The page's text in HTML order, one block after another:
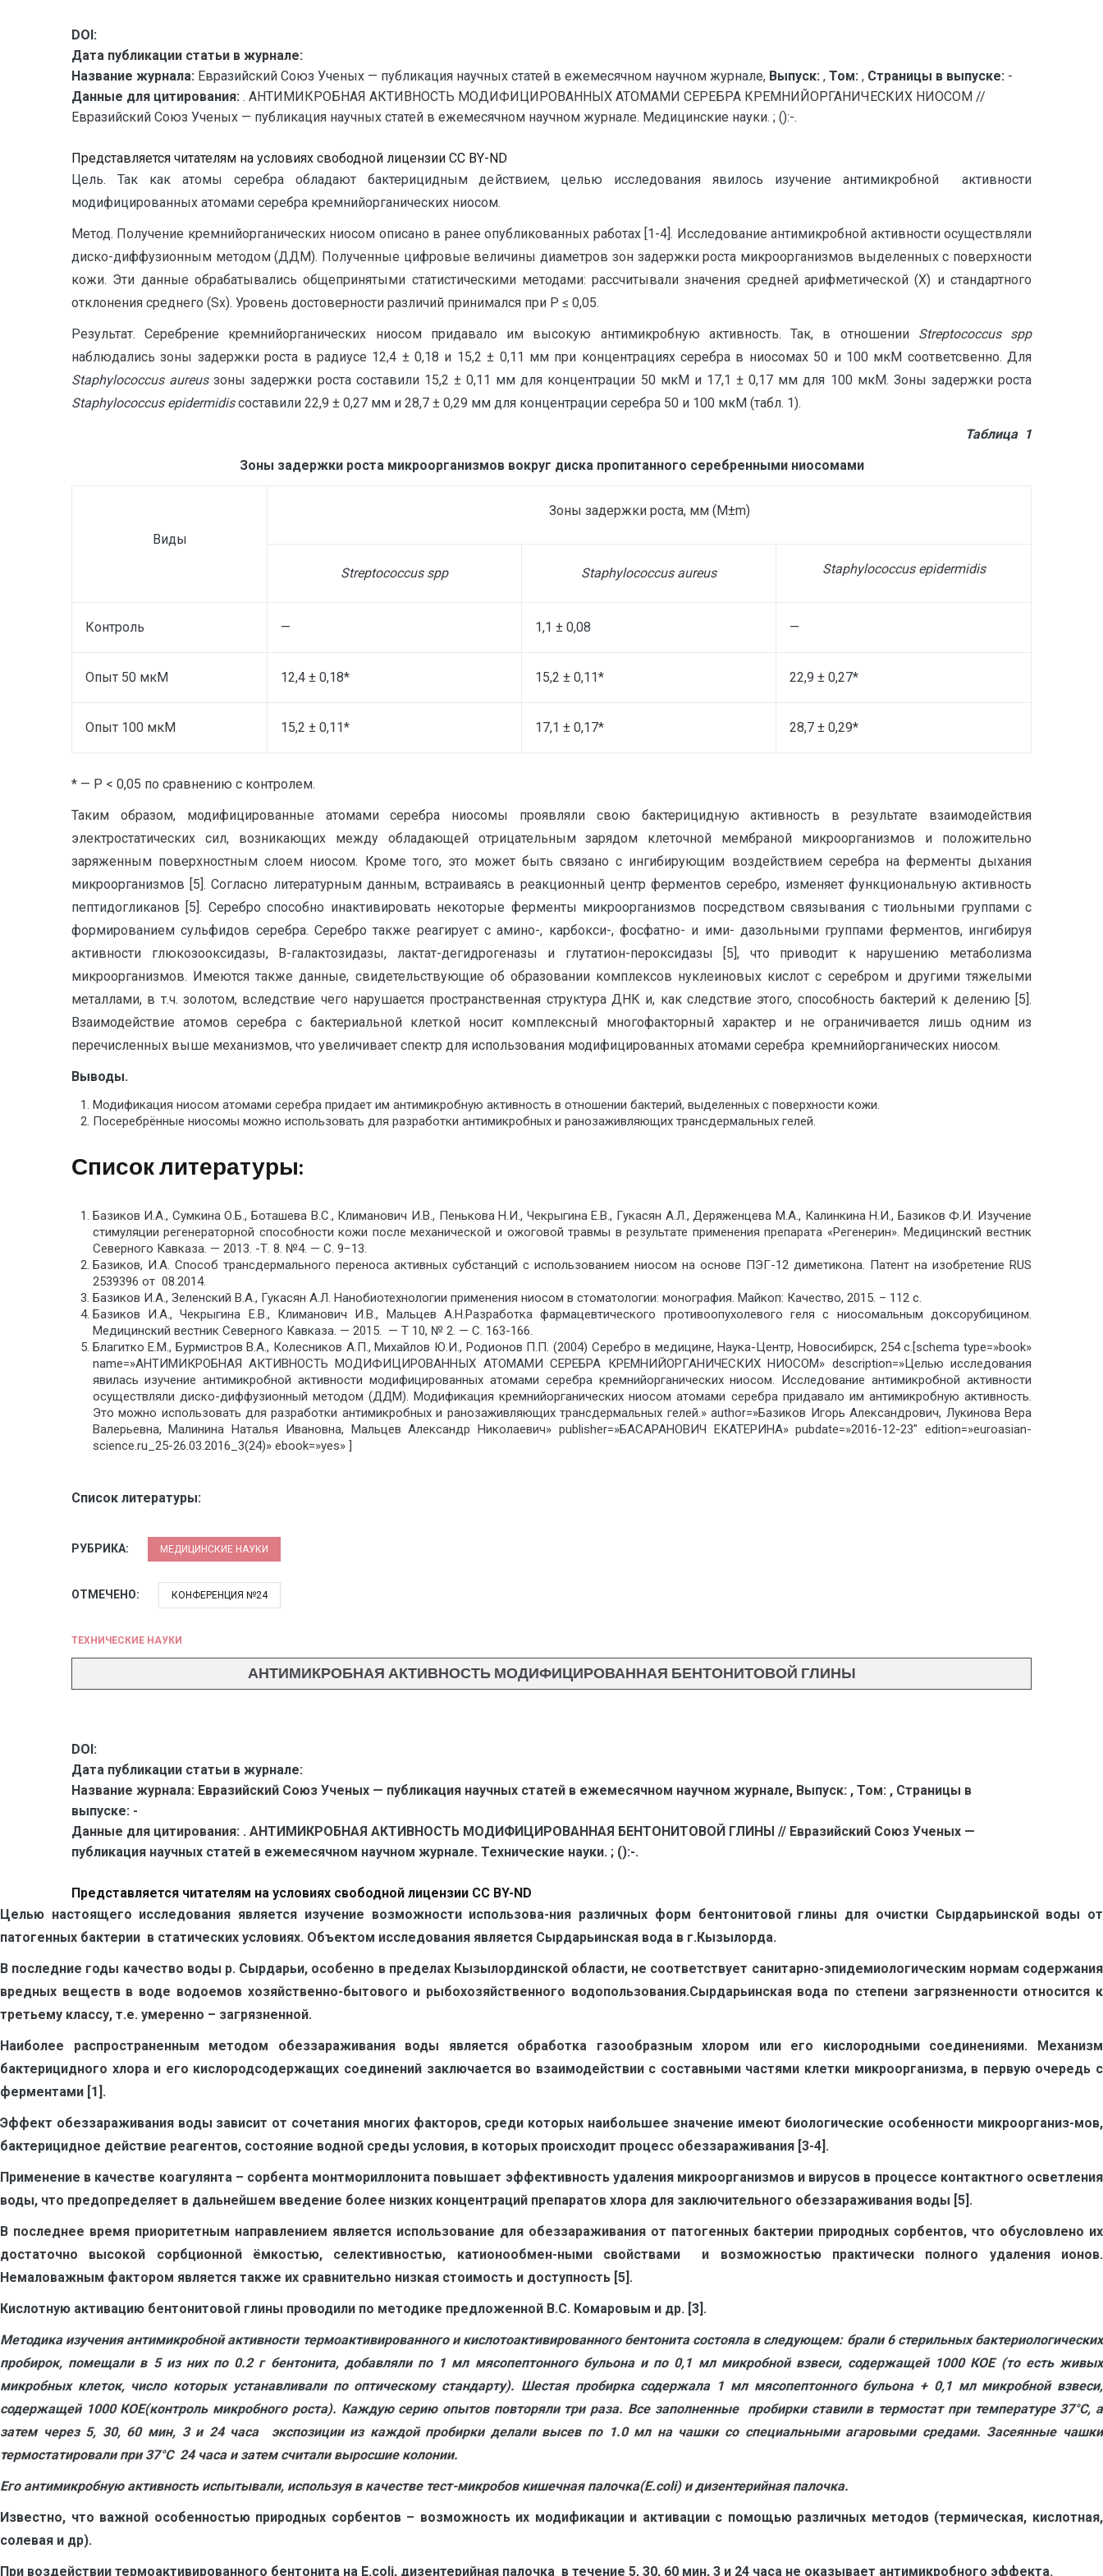
DOI:
Дата публикации статьи в журнале:
Название журнала: Евразийский Союз Ученых — публикация научных статей в ежемесячном научном журнале, Выпуск: , Том: , Страницы в выпуске: -
Данные для цитирования: . АНТИМИКРОБНАЯ АКТИВНОСТЬ МОДИФИЦИРОВАННЫХ АТОМАМИ СЕРЕБРА КРЕМНИЙОРГАНИЧЕСКИХ НИОСОМ //
Евразийский Союз Ученых — публикация научных статей в ежемесячном научном журнале. Медицинские науки. ; ():-.
Представляется читателям на условиях свободной лицензии CC BY-ND
Цель. Так как атомы серебра обладают бактерицидным действием, целью исследования явилось изучение антимикробной активности
модифицированных атомами серебра кремнийорганических ниосом.
Метод. Получение кремнийорганических ниосом описано в ранее опубликованных работах [1-4]. Исследование антимикробной активности осуществляли
диско-диффузионным методом (ДДМ). Полученные цифровые величины диаметров зон задержки роста микроорганизмов выделенных с поверхности
кожи. Эти данные обрабатывались общепринятыми статистическими методами: рассчитывали значения средней арифметической (Х) и стандартного
отклонения среднего (Sx). Уровень достоверности различий принимался при Р ≤ 0,05.
Результат. Серебрение кремнийорганических ниосом придавало им высокую антимикробную активность. Так, в отношении Streptococcus
spp
наблюдались зоны задержки роста в радиусе 12,4 ± 0,18 и 15,2 ± 0,11 мм при концентрациях серебра в ниосомах 50 и 100 мкМ соответсвенно. Для
Staphylococcus aureusзоны задержки роста составили 15,2 ± 0,11 мм для концентрации 50 мкМ и 17,1 ± 0,17 мм для 100 мкМ. Зоны задержки роста
Staphylococcus epidermidisсоставили 22,9 ± 0,27 мм и 28,7 ± 0,29 мм для концентрации серебра 50 и 100 мкМ (табл. 1).
Таблица 1
Зоны задержки роста микроорганизмов вокруг диска пропитанного серебренными ниосомами
Виды
Зоны задержки роста, мм (M±m)
Streptococcus spp Staphylococcus aureus Staphylococcus epidermidis
Контроль — 1,1 ± 0,08 —
Опыт 50 мкМ 12,4 ± 0,18* 15,2 ± 0,11* 22,9 ± 0,27*
Опыт 100 мкМ 15,2 ± 0,11* 17,1 ± 0,17* 28,7 ± 0,29*
* — Р < 0,05 по сравнению с контролем.
Таким образом, модифицированные атомами серебра ниосомы проявляли свою бактерицидную активность в результате взаимодействия
электростатических сил, возникающих между обладающей отрицательным зарядом клеточной мембраной микроорганизмов и положительно
заряженным поверхностным слоем ниосом. Кроме того, это может быть связано с ингибирующим воздействием серебра на ферменты дыхания
микроорганизмов [5]. Согласно литературным данным, встраиваясь в реакционный центр ферментов серебро, изменяет функциональную активность
пептидогликанов [5]. Серебро способно инактивировать некоторые ферменты микроорганизмов посредством связывания с тиольными группами с
формированием сульфидов серебра. Серебро также реагирует с амино-, карбокси-, фосфатно- и ими- дазольными группами ферментов, ингибируя
активности глюкозооксидазы, В-галактозидазы, лактат-дегидрогеназы и глутатион-пероксидазы [5], что приводит к нарушению метаболизма
микроорганизмов. Имеются также данные, свидетельствующие об образовании комплексов нуклеиновых кислот с серебром и другими тяжелыми
металлами, в т.ч. золотом, вследствие чего нарушается пространственная структура ДНК и, как следствие этого, способность бактерий к делению [5].
Взаимодействие атомов серебра с бактериальной клеткой носит комплексный многофакторный характер и не ограничивается лишь одним из
перечисленных выше механизмов, что увеличивает спектр для использования модифицированных атомами серебра кремнийорганических ниосом.
Выводы.
Модификация ниосом атомами серебра придает им антимикробную активность в отношении бактерий, выделенных с поверхности кожи.
Посеребрённые ниосомы можно использовать для разработки антимикробных и ранозаживляющих трансдермальных гелей.
Список литературы:
Базиков И.А., Сумкина О.Б., Боташева В.С., Климанович И.В., Пенькова Н.И., Чекрыгина Е.В., Гукасян А.Л., Деряженцева М.А., Калинкина Н.И., Базиков Ф.И. Изучение
стимуляции регенераторной способности кожи после механической и ожоговой травмы в результате применения препарата «Регенерин». Медицинский вестник
Северного Кавказа. — 2013. -Т. 8. №4. — С. 9−13.
Базиков, И.А. Способ трансдермального переноса активных субстанций с использованием ниосом на основе ПЭГ-12 диметикона. Патент на изобретение RUS
2539396 от 08.2014.
Базиков И.А., Зеленский В.А., Гукасян А.Л. Нанобиотехнологии применения ниосом в стоматологии: монография. Майкоп: Качество, 2015. – 112 с.
Базиков И.А., Чекрыгина Е.В., Климанович И.В., Мальцев А.Н.Разработка фармацевтического противоопухолевого геля с ниосомальным доксорубицином.
Медицинский вестник Северного Кавказа. — 2015. — Т 10, № 2. — С. 163-166.
Благитко Е.М., Бурмистров В.А., Колесников А.П., Михайлов Ю.И., Родионов П.П. (2004) Серебро в медицине, Наука-Центр, Новосибирск, 254 с.[schema type=»book»
name=»АНТИМИКРОБНАЯ АКТИВНОСТЬ МОДИФИЦИРОВАННЫХ АТОМАМИ СЕРЕБРА КРЕМНИЙОРГАНИЧЕСКИХ НИОСОМ» description=»Целью исследования
явилась изучение антимикробной активности модифицированных атомами серебра кремнийорганических ниосом. Исследование антимикробной активности
осуществляли диско-диффузионный методом (ДДМ). Модификация кремнийорганических ниосом атомами серебра придавало им антимикробную активность.
Это можно использовать для разработки антимикробных и ранозаживляющих трансдермальных гелей.» author=»Базиков Игорь Александрович, Лукинова Вера
Валерьевна, Малинина Наталья Ивановна, Мальцев Александр Николаевич» publisher=»БАСАРАНОВИЧ ЕКАТЕРИНА» pubdate=»2016-12-23″ edition=»euroasian-
science.ru_25-26.03.2016_3(24)» ebook=»yes» ]
Список литературы:
РУБРИКА: МЕДИЦИНСКИЕ НАУКИ
ОТМЕЧЕНО: КОНФЕРЕНЦИЯ №24
ТЕХНИЧЕСКИЕ НАУКИ
АНТИМИКРОБНАЯ АКТИВНОСТЬ МОДИФИЦИРОВАННАЯ БЕНТОНИТОВОЙ ГЛИНЫ
DOI:
Дата публикации статьи в журнале:
Название журнала: Евразийский Союз Ученых — публикация научных статей в ежемесячном научном журнале, Выпуск: , Том: , Страницы в
выпуске: -
Данные для цитирования: . АНТИМИКРОБНАЯ АКТИВНОСТЬ МОДИФИЦИРОВАННАЯ БЕНТОНИТОВОЙ ГЛИНЫ // Евразийский Союз Ученых —
публикация научных статей в ежемесячном научном журнале. Технические науки. ; ():-.
Представляется читателям на условиях свободной лицензии CC BY-ND
Целью настоящего исследования является изучение возможности использова-ния различных форм бентонитовой глины для очистки Сырдарьинской воды от
патогенных бактерии в статических условиях. Объектом исследования является Сырдарьинская вода в г.Кызылорда.
В последние годы качество воды р. Сырдарьи, особенно в пределах Кызылординской обла­сти, не соответствует санитарно-эпидемиологическим нормам содер­жания
вредных веществ в воде водоемов хозяйственно-бытового и рыбохозяйственного водополь­зования.Сырдарьинская вода по степени загрязненности относится к
третьему классу, т.е. умеренно – загрязненной.
Наиболее распространенным методом обеззараживания воды является обработка газообразным хлором или его кислородными соединениями. Механизм
бактерицидного хлора и его кислородсодержащих соединений заключается во взаимодействии с составными частями клетки микроорганизма, в первую очередь с
ферментами [1].
Эффект обеззараживания воды зависит от сочетания многих факторов, среди которых наибольшее значение имеют биологические особенности микроорганиз-мов,
бактерицидное действие реагентов, состояние водной среды условия, в которых происходит процесс обеззараживания [3-4].
Применение в качестве коагулянта – сорбента монтмориллонита повышает эффективность удаления микроорганизмов и вирусов в процессе контактного осветления
воды, что предопределяет в дальнейшем введение более низких концентраций препаратов хлора для заключительного обеззараживания воды [5].
В последнее время приоритетным направлением является использование для обеззараживания от патогенных бактерии природных сорбентов, что обусловлено их
достаточно высокой сорбционной ёмкостью, селективностью, катионообмен-ными свойствами и возможностью практически полного удаления ионов.
Немаловажным фактором является также их сравнительно низкая стоимость и доступность [5].
Кислотную активацию бентонитовой глины проводили по методике предложенной В.С. Комаровым и др. [3].
Методика изучения антимикробной активности термоактивированного и кислотоактивированного бентонита состояла в следующем: брали 6 стерильных бактериологических
пробирок, помещали в 5 из них по 0.2 г бентонита, добавляли по 1 мл мясопептонного бульона и по 0,1 мл микробной взвеси, содержащей 1000 КОЕ (то есть живых
микробных клеток, число которых устанавливали по оптическому стандарту). Шестая пробирка содержала 1 мл мясопептонного бульона + 0,1 мл микробной взвеси,
содержащей 1000 КОЕ(контроль микробного роста). Каждую серию опытов повторяли три раза. Все заполненные пробирки ставили в термостат при температуре 37°С, а
затем через 5, 30, 60 мин, 3 и 24 часа экспозиции из каждой пробирки делали высев по 1.0 мл на чашки со специальными агаровыми средами. Засеянные чашки
термостатировали при 37°С 24 часа и затем считали выросшие колонии.
Его антимикробную активность испытывали, используя в качестве тест-микробов кишечная палочка(Е.соli) и дизентерийная палочка.
Известно, что важной особенностью природных сорбентов – возможность их модификации и активации с помощью различных методов (термическая, кислотная,
солевая и др).
При воздействии термоактивированного бентонита на Е.соli, дизентерийная палочка в течение 5, 30, 60 мин, 3 и 24 часа не оказывает антимикробного эффекта.